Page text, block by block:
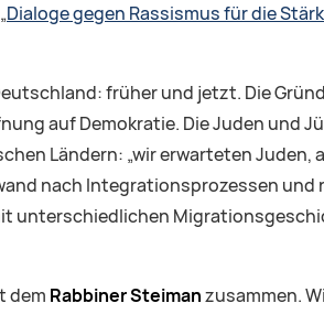
Dialoge gegen Rassismus für die
früher und jetzt. Die
auf Demokratie. Die Juden und
Ländern: „wir erwarteten Juden,
nach Integrationsprozessen und
unterschiedlichen
dem Rabbiner Steimanzusammen.